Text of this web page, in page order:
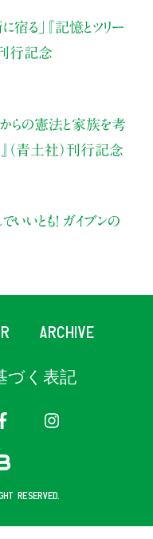
宿る」
『記憶とツリー
行記念
からの憲法と家族を考
（青土社）刊行記念
いいとも！ ガイブンの
ARCHIVE
づく表記
RESERVED.